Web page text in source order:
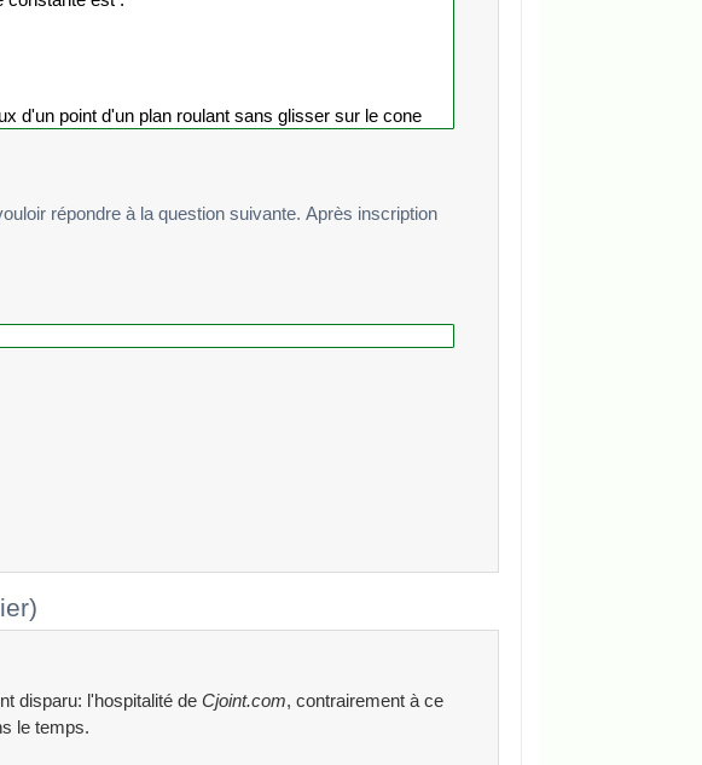
à la question suivante. Après inscription
disparu: l'hospitalité de Cjoint.com, contrairement à ce
le temps.